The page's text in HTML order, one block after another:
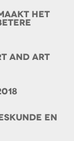
het
and Art
en